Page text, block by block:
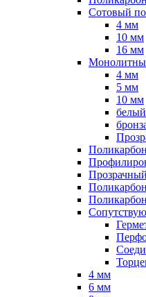
Сотовый
4 мм
10 мм
16 мм
4 мм
5 мм
10 мм
белый
4 мм
6 мм